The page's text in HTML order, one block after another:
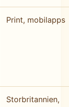
Print, mobilapps
Storbritannien,